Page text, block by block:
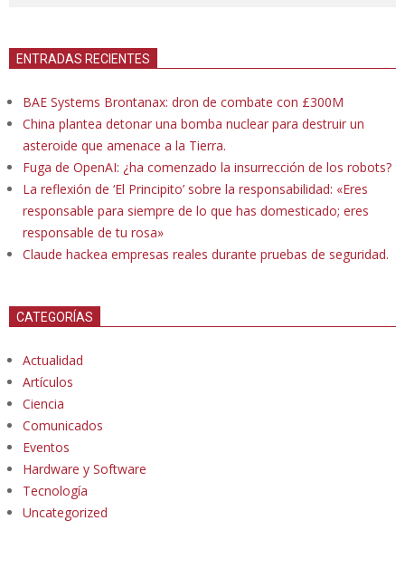
ENTRADAS RECIENTES
BAE Systems Brontanax: dron de combate con £300M
China plantea detonar una bomba nuclear para destruir un
asteroide que amenace a la Tierra.
Fuga de OpenAI: ¿ha comenzado la insurrección de los robots?
La reflexión de ‘El Principito’ sobre la responsabilidad: «Eres
responsable para siempre de lo que has domesticado; eres
responsable de tu rosa»
Claude hackea empresas reales durante pruebas de seguridad.
CATEGORÍAS
Actualidad
Artículos
Ciencia
Comunicados
Eventos
Hardware y Software
Tecnología
Uncategorized